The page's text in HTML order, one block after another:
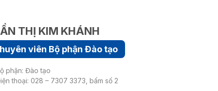
THỊ KIM KHÁNH
viên Bộ phận Đào tạo
phận: Đào tạo
thoại: 028 – 7307 3373, bấm số 2